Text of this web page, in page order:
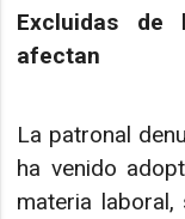
Excluidas de
afectan
La patronal
ha venido
materia